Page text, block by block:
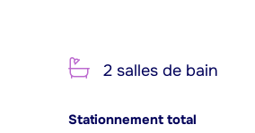
2 salles de bain
Stationnement total